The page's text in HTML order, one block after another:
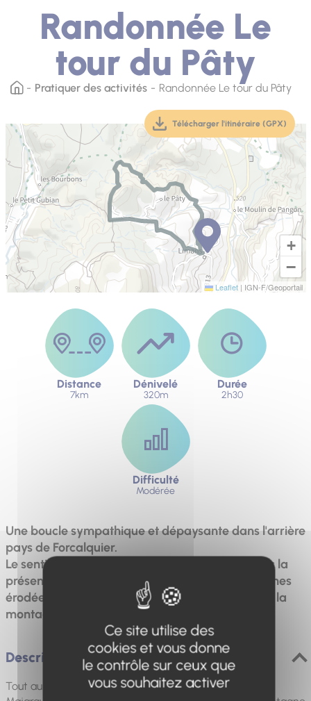
Randonnée Le
tour du Pâty
Pratiquer des activités Randonnée Le tour du Pâty
+
−
Leaflet | IGN-F/Geoportail
Télécharger l'itinéraire (GPX)
(téléchargement,
Distance
7km
Dénivelé
320m
Durée
2h30
Difficulté
Modérée
Une boucle sympathique et dépaysante dans l'arrière
pays de Forcalquier.
Le sentier passe dans des sous bois de pins avec la
présence d'ocres rouges et blanches dans les zones
érodées. Vous pourrez admirer le panorama sur la
montagne de Lure et au-delà.
Description
Tout au long de la montée, la colline et le plateau de
Ce site utilise des
cookies et vous donne
le contrôle sur ceux que
vous souhaitez activer